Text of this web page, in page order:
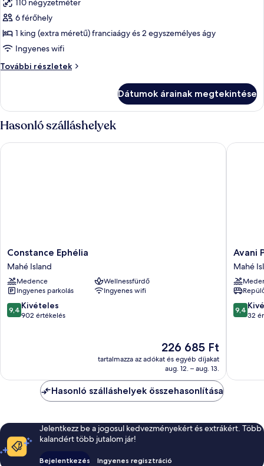
összes
képének
megtekintése:
Családi
(with
6 férőhely
1 king (extra méretű) franciaágy és 2 egyszemélyes ágy
Ingyenes wifi
További részletek
Családi
további
részletei
Dátumok árainak megtekintése
Hasonló szálláshelyek
Constance
Ephélia
Mahé
Island
Constance Ephélia
Mahé Island
Medence
Wellnessfürdő
Ingyenes parkolás
Ingyenes wifi
9.4
ennyiből:
9,4 Kivételes
902 értékelés
Az
ár
226 685 Ft
226 685 Ft
tartalmazza az adókat és egyéb díjakat
aug. 12. – aug. 13.
Constance Ephélia
Avani
Plus
Mahé
Island
Avani
Mahé
9.4
9,4
32
Avani
Hasonló szálláshelyek összehasonlítása
Jelentkezz be a jogosul kedvezményekért és extrákért. Több
kalandért több jutalom jár!
Bejelentkezés Ingyenes regisztráció